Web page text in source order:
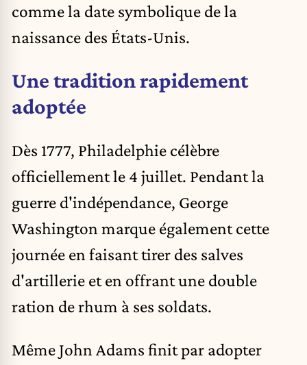
comme la date symbolique de la
naissance des États-Unis.
Une tradition rapidement
adoptée
Dès 1777, Philadelphie célèbre
officiellement le 4 juillet. Pendant la
guerre d'indépendance, George
Washington marque également cette
journée en faisant tirer des salves
d'artillerie et en offrant une double
ration de rhum à ses soldats.
Même John Adams finit par adopter